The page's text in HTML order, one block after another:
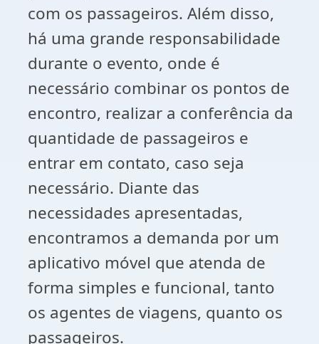
com os passageiros. Além disso,
há uma grande responsabilidade
durante o evento, onde é
necessário combinar os pontos de
encontro, realizar a conferência da
quantidade de passageiros e
entrar em contato, caso seja
necessário. Diante das
necessidades apresentadas,
encontramos a demanda por um
aplicativo móvel que atenda de
forma simples e funcional, tanto
os agentes de viagens, quanto os
passageiros.